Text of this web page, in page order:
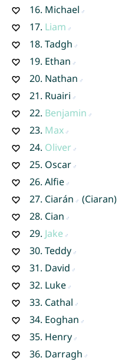
16. Michael
17. Liam
18. Tadgh
19. Ethan
20. Nathan
21. Ruairi
22. Benjamin
23. Max
24. Oliver
25. Oscar
26. Alfie
27. Ciarán
(Ciaran)
28. Cian
29. Jake
30. Teddy
31. David
32. Luke
33. Cathal
34. Eoghan
35. Henry
36. Darragh